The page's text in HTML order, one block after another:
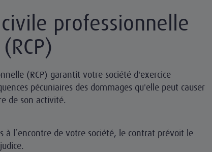
professionnelle
(RCP)
(RCP) garantit votre société d'exercice
pécuniaires des dommages qu'elle peut causer
de son activité.
à l’encontre de votre société, le contrat prévoit le